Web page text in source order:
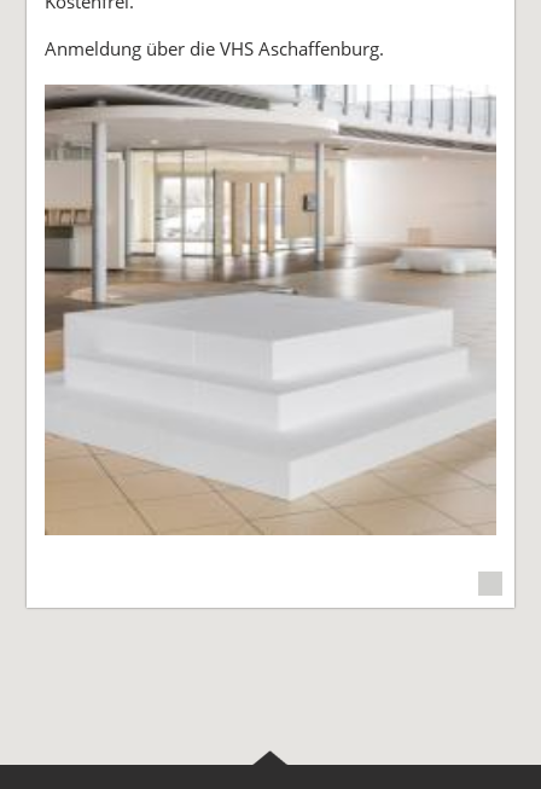
Anmeldung über die VHS Aschaffenburg.